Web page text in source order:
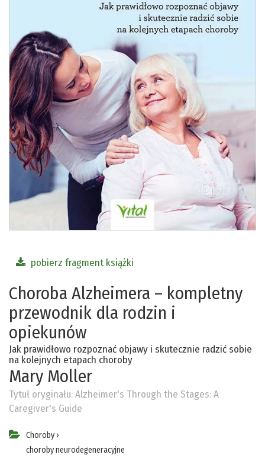
pobierz fragment książki
Choroba Alzheimera – kompletny
przewodnik dla rodzin i
opiekunów
Jak prawidłowo rozpoznać objawy i skutecznie radzić sobie
na kolejnych etapach choroby
Mary Moller
Tytuł oryginału:Alzheimer's Through the Stages: A
Caregiver's Guide
Choroby ›
choroby neurodegeneracyjne